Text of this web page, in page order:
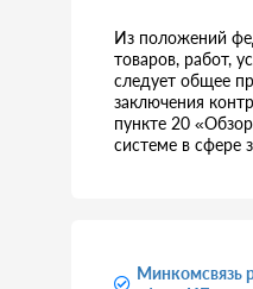
Из положений
товаров, работ,
следует общее
заключения
пункте 20
системе в сфере з
Минкомсвязь